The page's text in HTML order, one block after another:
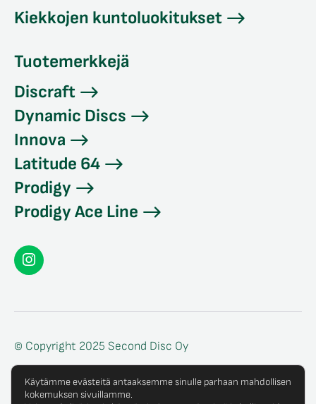
Kiekkojen kuntoluokitukset
Tuotemerkkejä
Discraft
Dynamic Discs
Innova
Latitude 64
Prodigy
Prodigy Ace Line
Seconddisc
© Copyright 2025 Second Disc Oy
Tietosuojaseloste
Tilaus- ja toimitusehdot
Käytämme evästeitä antaaksemme sinulle parhaan mahdollisen
kokemuksen sivuillamme.